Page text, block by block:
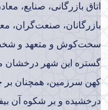
اتاق بازرگانی، صنایع،
بازرگانان، صنعت‌گران،
سخت‌کوش و متعهد و
گستره این شهر درخشان
کهن سرزمین، همچنان بر
درخشیده و بر شکوه آن